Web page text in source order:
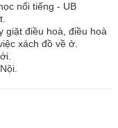
nổi tiếng - UB
giặt điều hoà, điều hoà
xách đồ về ở.